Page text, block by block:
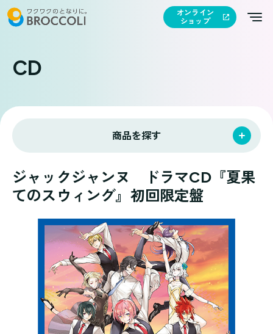
オンライン
ショップ
CD
商品を探す
ジャックジャンヌ ドラマCD『夏果
てのスウィング』初回限定盤